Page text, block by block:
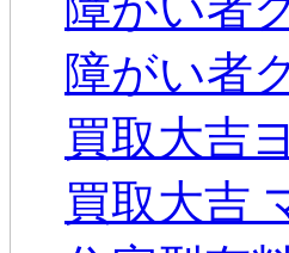
障がい者
買取大吉
買取大吉